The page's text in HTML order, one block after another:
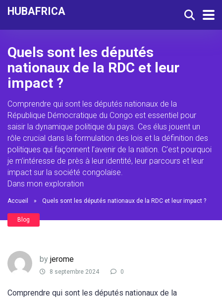
HUBAFRICA
Quels sont les députés
nationaux de la RDC et leur
impact ?
Comprendre qui sont les députés nationaux de la
République Démocratique du Congo est essentiel pour
saisir la dynamique politique du pays. Ces élus jouent un
rôle crucial dans la formulation des lois et la définition des
politiques qui façonnent l’avenir de la nation. C’est pourquoi
je m’intéresse de près à leur identité, leur parcours et leur
impact sur la société congolaise.
Dans mon exploration
Accueil » Quels sont les députés nationaux de la RDC et leur impact ?
Blog
by jerome
8 septembre 2024 0
Comprendre qui sont les députés nationaux de la